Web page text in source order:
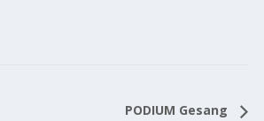
PODIUM Gesang